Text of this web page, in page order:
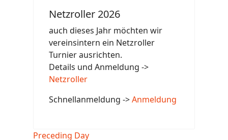
Netzroller 2026
auch dieses Jahr möchten wir
vereinsintern ein Netzroller
Turnier ausrichten.
Details und Anmeldung ->
Netzroller
Schnellanmeldung ->Anmeldung
Preceding Day